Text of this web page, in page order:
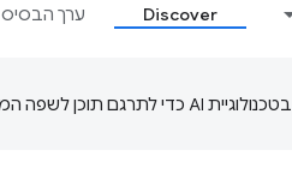
Discover ערך הבסיס